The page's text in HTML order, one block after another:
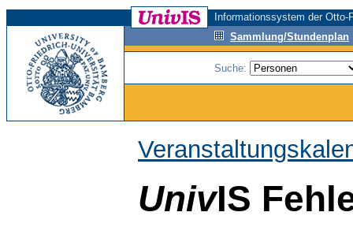
Informationssystem der
Sammlung/Stundenplan
Suche:
UnivIS